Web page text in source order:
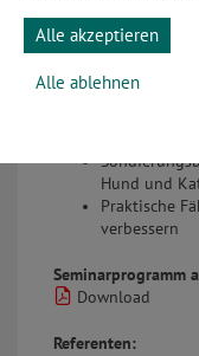
Kenntnisse
der dentalen
Hund und
Praktische
verbessern
Seminarprogramm
Download
Referenten:
Alle akzeptieren
Alle ablehnen